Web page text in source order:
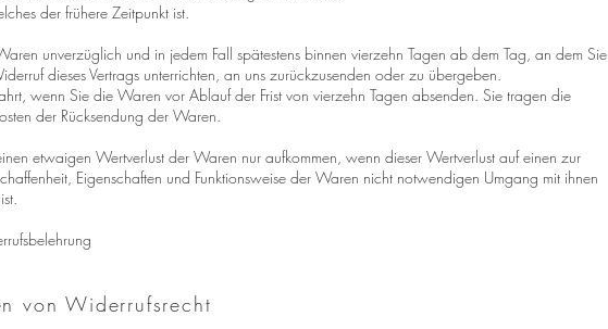
der frühere Zeitpunkt ist.
unverzüglich und in jedem Fall spätestens binnen vierzehn Tagen ab dem Tag, an dem Sie
dieses Vertrags unterrichten, an uns zurückzusenden oder zu übergeben.
wenn Sie die Waren vor Ablauf der Frist von vierzehn Tagen absenden. Sie tragen die
der Rücksendung der Waren.
etwaigen Wertverlust der Waren nur aufkommen, wenn dieser Wertverlust auf einen zur
Eigenschaften und Funktionsweise der Waren nicht notwendigen Umgang mit ihnen
von Widerrufsrecht